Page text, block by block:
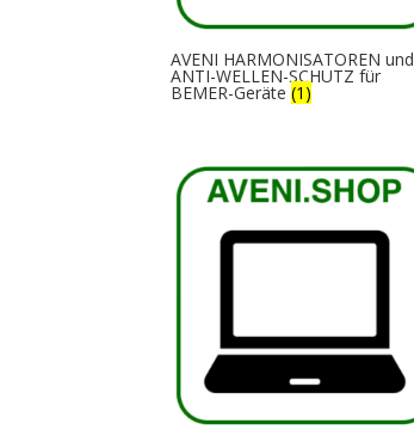
AVENI HARMONISATOREN und
ANTI-WELLEN-SCHUTZ für
BEMER-Geräte(1)